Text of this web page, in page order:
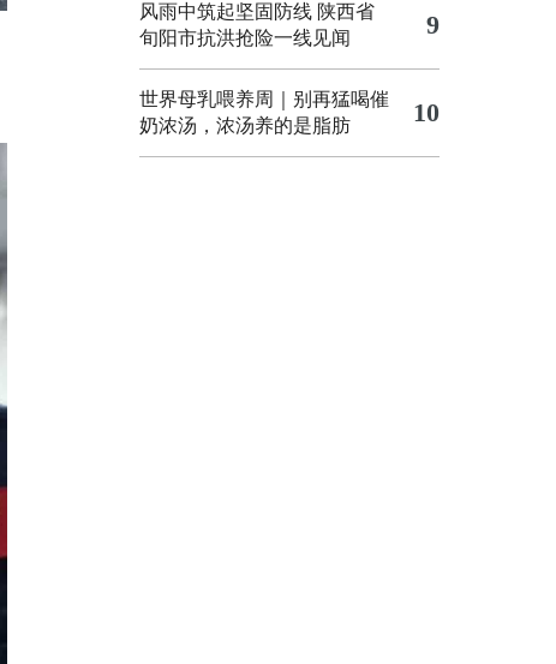
风雨中筑起坚固防线 陕西省
旬阳市抗洪抢险一线见闻
9
世界母乳喂养周｜别再猛喝催
奶浓汤，浓汤养的是脂肪
10